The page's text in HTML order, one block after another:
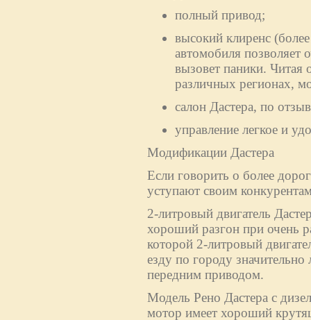
полный привод;
высокий клиренс
автомобиля позволяет
вызовет паники. Читая
различных регионах,
салон Дастера, по
управление легкое и
Модификации Дастера
Если говорить о более
уступают своим
2-литровый двигатель
хороший разгон при очень
которой 2-литровый
езду по городу
передним приводом.
Модель Рено Дастера с
мотор имеет хороший